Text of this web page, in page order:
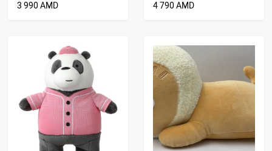
3 990 AMD 4 790 AMD